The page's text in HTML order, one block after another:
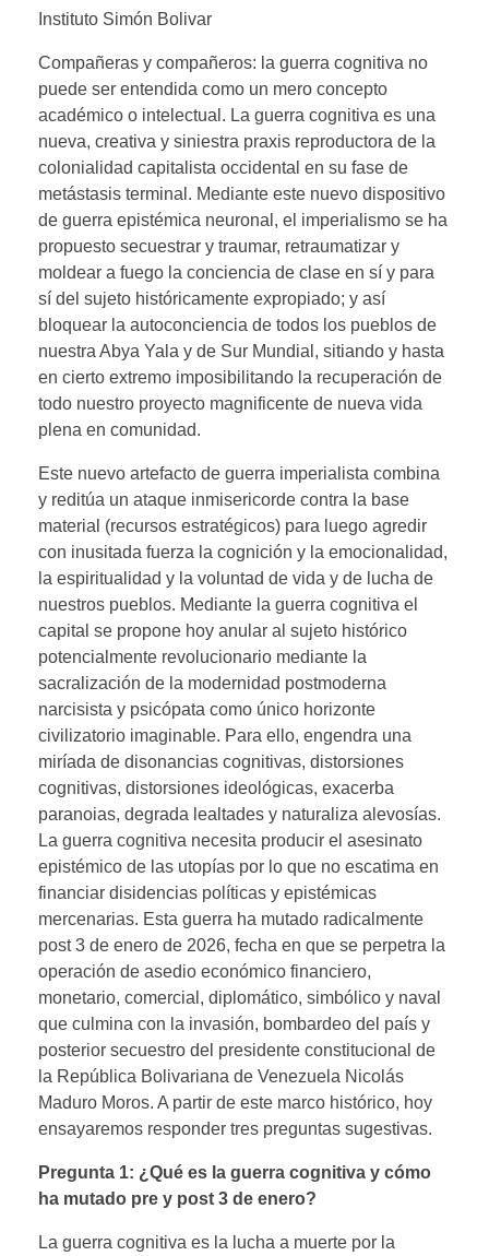
Instituto Simón Bolivar
Compañeras y compañeros: la guerra cognitiva no
puede ser entendida como un mero concepto
académico o intelectual. La guerra cognitiva es una
nueva, creativa y siniestra praxis reproductora de la
colonialidad capitalista occidental en su fase de
metástasis terminal. Mediante este nuevo dispositivo
de guerra epistémica neuronal, el imperialismo se ha
propuesto secuestrar y traumar, retraumatizar y
moldear a fuego la conciencia de clase en sí y para
sí del sujeto históricamente expropiado; y así
bloquear la autoconciencia de todos los pueblos de
nuestra Abya Yala y de Sur Mundial, sitiando y hasta
en cierto extremo imposibilitando la recuperación de
todo nuestro proyecto magnificente de nueva vida
plena en comunidad.
Este nuevo artefacto de guerra imperialista combina
y reditúa un ataque inmisericorde contra la base
material (recursos estratégicos) para luego agredir
con inusitada fuerza la cognición y la emocionalidad,
la espiritualidad y la voluntad de vida y de lucha de
nuestros pueblos. Mediante la guerra cognitiva el
capital se propone hoy anular al sujeto histórico
potencialmente revolucionario mediante la
sacralización de la modernidad postmoderna
narcisista y psicópata como único horizonte
civilizatorio imaginable. Para ello, engendra una
miríada de disonancias cognitivas, distorsiones
cognitivas, distorsiones ideológicas, exacerba
paranoias, degrada lealtades y naturaliza alevosías.
La guerra cognitiva necesita producir el asesinato
epistémico de las utopías por lo que no escatima en
financiar disidencias políticas y epistémicas
mercenarias. Esta guerra ha mutado radicalmente
post 3 de enero de 2026, fecha en que se perpetra la
operación de asedio económico financiero,
monetario, comercial, diplomático, simbólico y naval
que culmina con la invasión, bombardeo del país y
posterior secuestro del presidente constitucional de
la República Bolivariana de Venezuela Nicolás
Maduro Moros. A partir de este marco histórico, hoy
ensayaremos responder tres preguntas sugestivas.
Pregunta 1: ¿Qué es la guerra cognitiva y cómo
ha mutado pre y post 3 de enero?
La guerra cognitiva es la lucha a muerte por la